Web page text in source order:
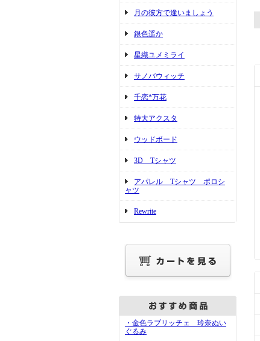
月の彼方で逢いましょう
銀色遥か
星織ユメミライ
サノバウィッチ
千恋*万花
特大アクスタ
ウッドボード
3D Tシャツ
アパレル Tシャツ ポロシ
ャツ
Rewrite
・金色ラブリッチェ 玲奈ぬい
ぐるみ